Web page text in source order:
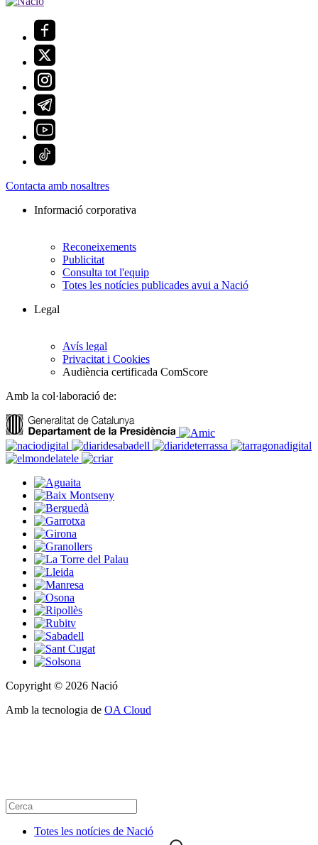
Contacta amb nosaltres
Informació corporativa
Reconeixements
Publicitat
Consulta tot l'equip
Totes les notícies publicades avui a Nació
Legal
Avís legal
Privacitat i Cookies
Audiència certificada ComScore
Amb la col·laboració de:
Copyright © 2026 Nació
Amb la tecnologia de OA Cloud
Totes les notícies de Nació